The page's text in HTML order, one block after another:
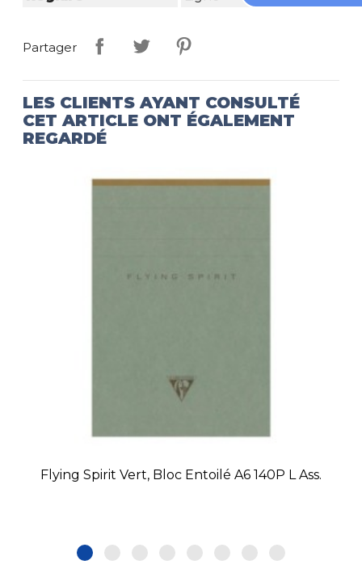
Partager
LES CLIENTS AYANT CONSULTÉ
CET ARTICLE ONT ÉGALEMENT
REGARDÉ
Flying Spirit Vert, Bloc Entoilé A6 140P L Ass.